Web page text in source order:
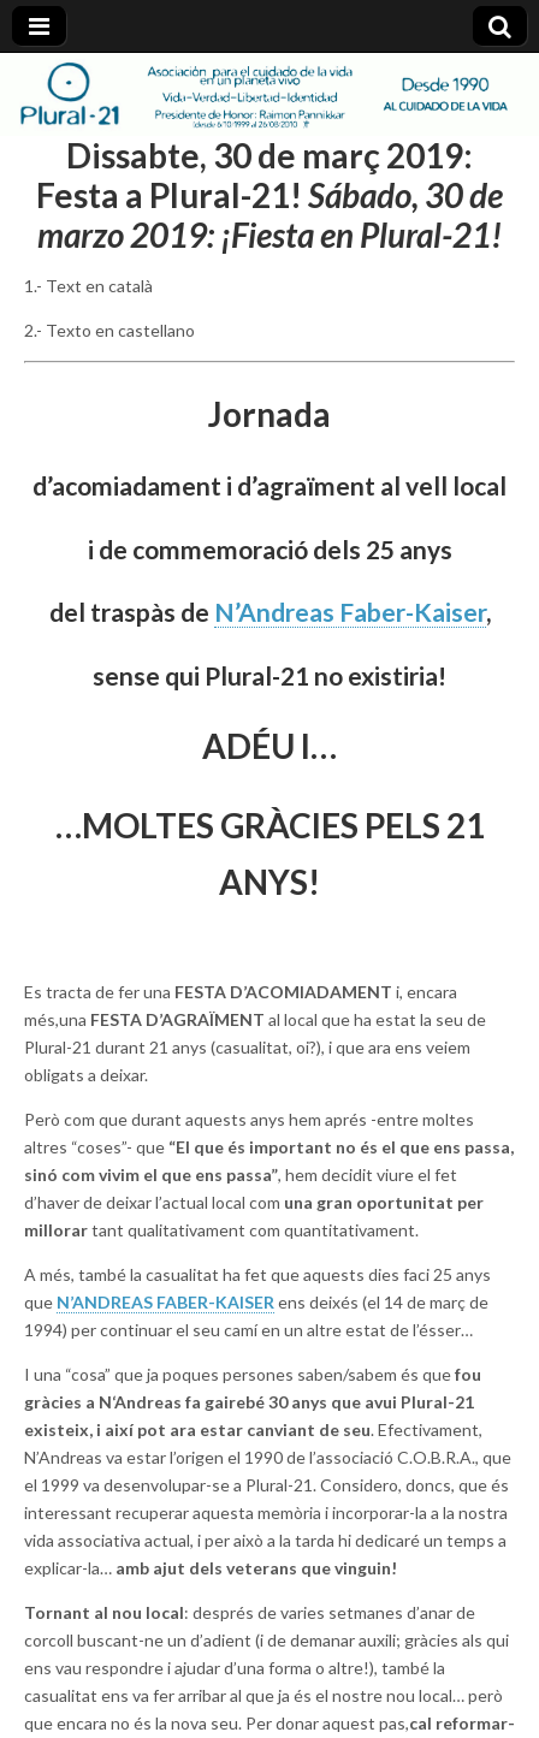
plural-
21.org
Dissabte, 30 de març 2019:
Festa a Plural-21! Sábado, 30 de
marzo 2019: ¡Fiesta en Plural-21!
1.- Text en català
2.- Texto en castellano
Jornada
d’acomiadament i d’agraïment al vell local
i de commemoració dels 25 anys
del traspàs de N’Andreas Faber-Kaiser,
sense qui Plural-21 no existiria!
ADÉU I…
…MOLTES GRÀCIES PELS 21
ANYS!
Es tracta de fer una FESTA D’ACOMIADAMENT i, encara
més,una FESTA D’AGRAÏMENT al local que ha estat la seu de
Plural-21 durant 21 anys (casualitat, oi?), i que ara ens veiem
obligats a deixar.
Però com que durant aquests anys hem aprés -entre moltes
altres “coses”- que “El que és important no és el que ens passa,
sinó com vivim el que ens passa”, hem decidit viure el fet
d’haver de deixar l’actual local com una gran oportunitat per
millorartant qualitativament com quantitativament.
A més, també la casualitat ha fet que aquests dies faci 25 anys
que N’ANDREAS FABER-KAISER ens deixés (el 14 de març de
1994) per continuar el seu camí en un altre estat de l’ésser…
I una “cosa” que ja poques persones saben/sabem és quefou
gràcies a N‘Andreas fa gairebé 30 anys que avui Plural-21
existeix, i així pot ara estar canviant de seu. Efectivament,
N’Andreas va estar l’origen el 1990 de l’associació C.O.B.R.A., que
el 1999 va desenvolupar-se a Plural-21. Considero, doncs, que és
interessant recuperar aquesta memòria i incorporar-la a la nostra
vida associativa actual, i per això a la tarda hi dedicaré un temps a
explicar-la… amb ajut dels veterans que vinguin!
Tornant al nou local: després de varies setmanes d’anar de
corcoll buscant-ne un d’adient (i de demanar auxili; gràcies als qui
ens vau respondre i ajudar d’una forma o altre!), també la
casualitat ens va fer arribar al que ja és el nostre nou local… però
que encara no és la nova seu. Per donar aquest pas,cal reformar-